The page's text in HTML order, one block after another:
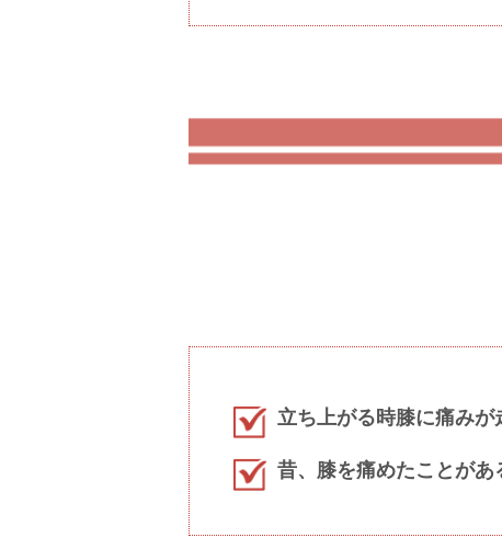
立ち上がる時膝に痛みが
昔、膝を痛めたことがあ